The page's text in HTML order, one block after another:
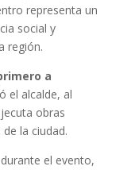
representa un
social y
región.
a
el alcalde, al
obras
la ciudad.
el evento,